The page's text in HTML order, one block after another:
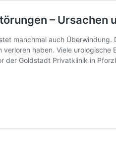
– Ursachen
manchmal auch
haben. Viele
der Goldstadt Privatklinik in